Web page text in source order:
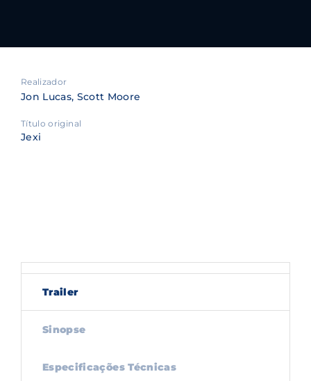
Realizador
Jon Lucas Scott Moore
Título original
Jexi
Trailer
Sinopse
Especificações Técnicas